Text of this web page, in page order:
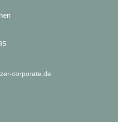
CASE
IDEEN,
corporate.de